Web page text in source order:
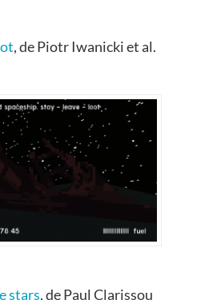
ot,dePiotr Iwanickiet al.
stars, de Paul Clarissou